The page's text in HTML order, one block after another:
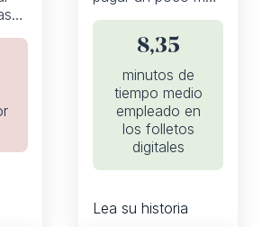
mucho más.
8,35
minutos de
tiempo medio
empleado en
los folletos
digitales
Lea su historia